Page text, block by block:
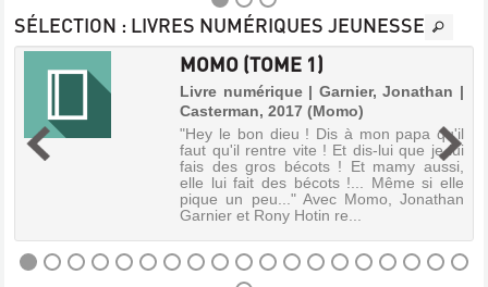
ERNEST
CELESTINE
...
|
Vincent,
SÉLECTION : LIVRES NUMÉRIQUES JEUNESSE
MOMO (TOME 1)
Livre numérique | Garnier, Jonathan |
Casterman, 2017 (Momo)
"Hey le bon dieu ! Dis à mon papa qu'il
faut qu'il rentre vite ! Et dis-lui que je lui
fais des gros bécots ! Et mamy aussi,
elle lui fait des bécots !... Même si elle
pique un peu..." Avec Momo, Jonathan
Garnier et Rony Hotin re...